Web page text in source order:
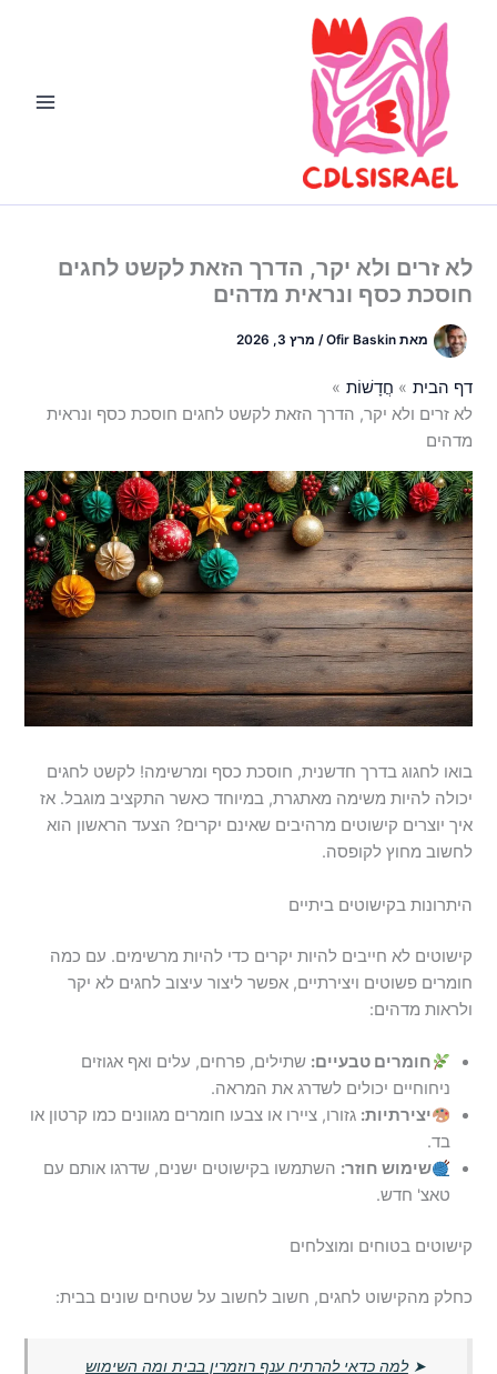
לא זרים ולא יקר, הדרך הזאת לקשט לחגים
חוסכת כסף ונראית מדהים
מאתOfir Baskin
/ מרץ 3, 2026
דף הבית
חֲדָשׁוֹת
לא זרים ולא יקר, הדרך הזאת לקשט לחגים חוסכת כסף ונראית
מדהים
בואו לחגוג בדרך חדשנית, חוסכת כסף ומרשימה! לקשט לחגים
יכולה להיות משימה מאתגרת, במיוחד כאשר התקציב מוגבל. אז
איך יוצרים קישוטים מרהיבים שאינם יקרים? הצעד הראשון הוא
לחשוב מחוץ לקופסה.
היתרונות בקישוטים ביתיים
קישוטים לא חייבים להיות יקרים כדי להיות מרשימים. עם כמה
חומרים פשוטים ויצירתיים, אפשר ליצור עיצוב לחגים לא יקר
ולראות מדהים:
חומרים טבעיים: שתילים, פרחים, עלים ואף אגוזים
ניחוחיים יכולים לשדרג את המראה.
יצירתיות: גזורו, ציירו או צבעו חומרים מגוונים כמו קרטון או
בד.
שימוש חוזר: השתמשו בקישוטים ישנים, שדרגו אותם עם
טאצ' חדש.
קישוטים בטוחים ומוצלחים
כחלק מהקישוט לחגים, חשוב לחשוב על שטחים שונים בבית:
➤למה כדאי להרתיח ענף רוזמרין בבית ומה השימוש